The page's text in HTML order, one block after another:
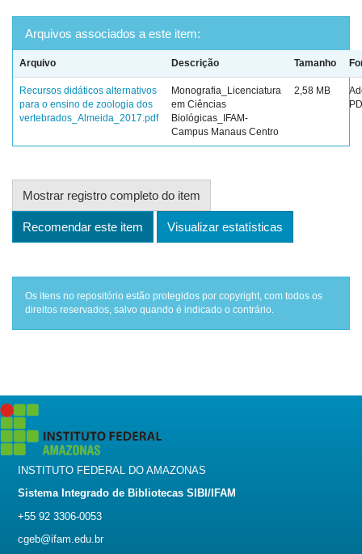
Arquivos associados a este item:
Arquivo Descrição Tamanho
Recursos didáticos alternativos
para o ensino de zoologia dos
vertebrados_Almeida_2017.pdf
Monografia_Licenciatura
em Ciências
Biológicas_IFAM-
Campus Manaus Centro
2,58 MB
Mostrar registro completo do item
Recomendar este item Visualizar estatísticas
Os itens no repositório estão protegidos por copyright, com todos os
direitos reservados, salvo quando é indicado o contrário.
INSTITUTO FEDERAL DO AMAZONAS
Sistema Integrado de Bibliotecas SIBI/IFAM
+55 92 3306-0053
cgeb@ifam.edu.br